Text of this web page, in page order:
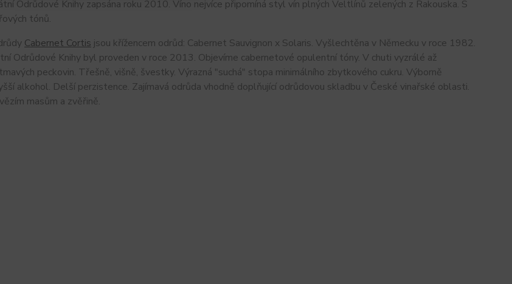
Odrůdové Knihy zapsána roku 2010. Víno nejvíce připomíná styl vín plných Veltlínů zelených z Rakouska. S
tónů.
Cabernet Cortis jsou křížencem odrůd: Cabernet Sauvignon x Solaris. Vyšlechtěna v Německu v roce 1982.
Odrůdové Knihy byl proveden v roce 2013. Objevíme cabernetové opulentní tóny. V chuti vyzrálé až
peckovin. Třešně, višně, švestky. Výrazná "suchá" stopa minimálního zbytkového cukru. Výborně
alkohol. Delší perzistence. Zajímavá odrůda vhodně doplňující odrůdovou skladbu v České vinařské oblasti.
masům a zvěřině.